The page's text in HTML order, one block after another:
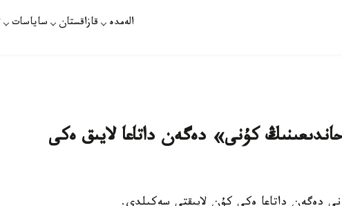
الەمدە قازاقستان ساياسات
كۇنى» دەگەن داتاعا لايىق ەكى